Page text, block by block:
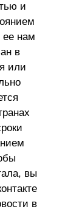
и
ее нам
в
или
вы
в